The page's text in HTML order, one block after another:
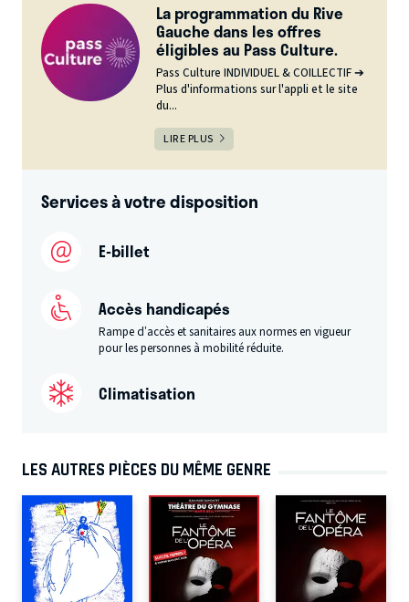
La programmation du Rive
Gauche dans les offres
éligibles au Pass Culture.
Pass Culture INDIVIDUEL & COILLECTIF ➔
Plus d'informations sur l'appli et le site
du...
LIRE PLUS
Services à votre disposition
E-billet
Accès handicapés
Rampe d’accès et sanitaires aux normes en vigueur
pour les personnes à mobilité réduite.
Climatisation
LES AUTRES PIÈCES DU MÊME GENRE